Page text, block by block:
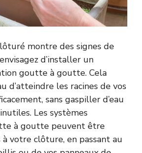
montre des signes de
d’installer un
goutte à goutte. Cela
d’atteindre les racines de vos
sans gaspiller d’eau
Les systèmes
à goutte peuvent être
votre clôture, en passant au